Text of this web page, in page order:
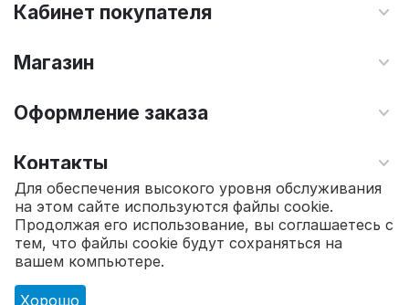
28 020.00 ₽ В корзину
Кабинет покупателя
Магазин
Оформление заказа
Контакты
© 2010 - 2026 Интернет магазин TOPSTO.
Для обеспечения высокого уровня обслуживания
на этом сайте используются файлы cookie.
Продолжая его использование, вы соглашаетесь с
тем, что файлы cookie будут сохраняться на
вашем компьютере.
Хорошо